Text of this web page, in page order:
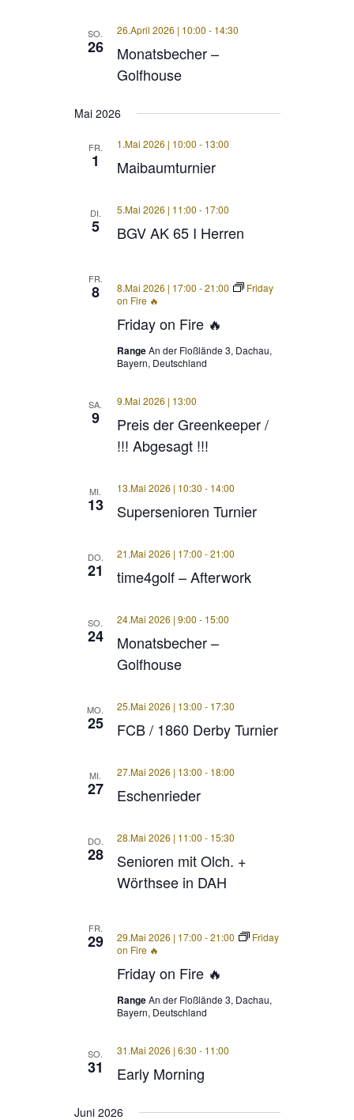
SO.
26
Monatsbecher –
Golfhouse
26.April 2026 | 10:00 - 14:30
Mai 2026
FR.
1 Maibaumturnier
1.Mai 2026 | 10:00 - 13:00
DI.
5 BGV AK 65 I Herren
5.Mai 2026 | 11:00 - 17:00
FR.
8
Friday on Fire 🔥
8.Mai 2026 | 17:00 -21:00
Friday
on Fire 🔥
RangeAn der Floßlände 3, Dachau,
Bayern, Deutschland
SA.
9
Preis der Greenkeeper /
!!! Abgesagt !!!
9.Mai 2026 | 13:00
MI.
13 Supersenioren Turnier
13.Mai 2026 | 10:30 - 14:00
DO.
21 time4golf – Afterwork
21.Mai 2026 | 17:00 -21:00
SO.
24
Monatsbecher –
Golfhouse
24.Mai 2026 | 9:00 - 15:00
MO.
25 FCB / 1860 Derby Turnier
25.Mai 2026 | 13:00 - 17:30
MI.
27 Eschenrieder
27.Mai 2026 | 13:00 - 18:00
DO.
28
Senioren mit Olch. +
Wörthsee in DAH
28.Mai 2026 | 11:00 - 15:30
FR.
29
Friday on Fire 🔥
29.Mai 2026 | 17:00 -21:00
Friday
on Fire 🔥
RangeAn der Floßlände 3, Dachau,
Bayern, Deutschland
SO.
31 Early Morning
31.Mai 2026 | 6:30 - 11:00
Juni 2026